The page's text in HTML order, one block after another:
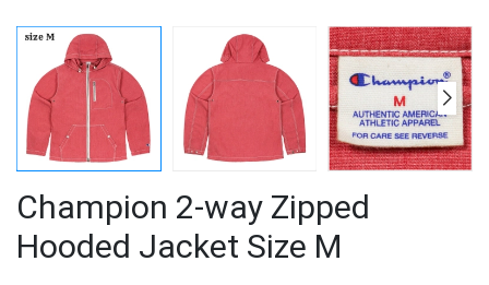
Champion 2-way Zipped
Hooded Jacket Size M